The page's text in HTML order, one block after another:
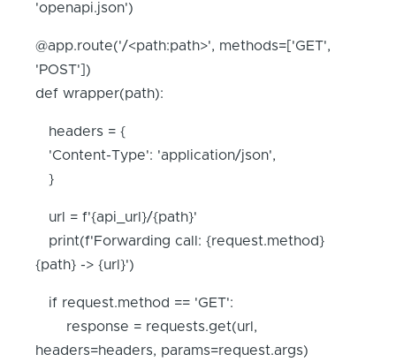
'openapi.json')
@app.route('/<path:path>', methods=['GET',
'POST'])
def wrapper(path):
headers = {
'Content-Type': 'application/json',
}
url = f'{api_url}/{path}'
print(f'Forwarding call: {request.method}
{path} -> {url}')
if request.method == 'GET':
response = requests.get(url,
headers=headers, params=request.args)